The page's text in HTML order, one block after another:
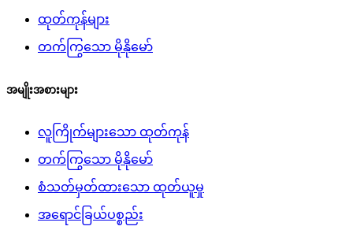
ထုတ်ကုန်များ
တက်ကြွသော မိုနိုမော်
အမျိုးအစားများ
လူကြိုက်များသော ထုတ်ကုန်
တက်ကြွသော မိုနိုမော်
စံသတ်မှတ်ထားသော ထုတ်ယူမှု
အရောင်ခြယ်ပစ္စည်း